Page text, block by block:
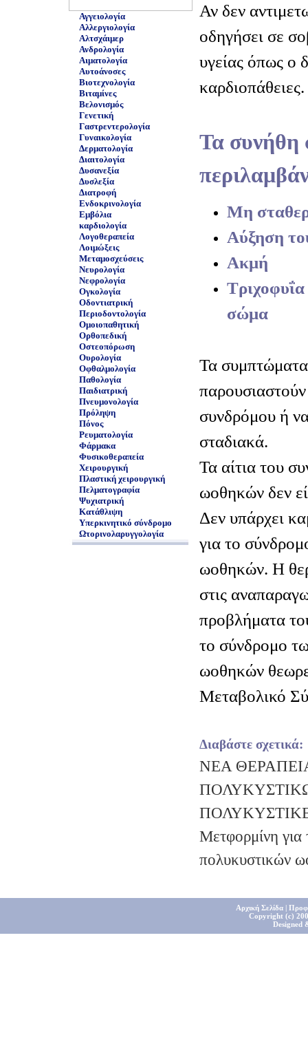
Αγγειολογία
Αλλεργιολογία
Αλτσχάιμερ
Ανδρολογία
Αιματολογία
Αυτοάνοσες
Βιοτεχνολογία
Βιταμίνες
Βελονισμός
Γενετική
Γαστρεντερολογία
Γυναικολογία
Δερματολογία
Διαιτολογία
Δυσανεξία
Δυσλεξία
Διατροφή
Ενδοκρινολογία
Εμβόλια
καρδιολογία
Λογοθεραπεία
Λοιμώξεις
Μεταμοσχεύσεις
Νευρολογία
Νεφρολογία
Ογκολογία
Οδοντιατρική
Περιοδοντολογία
Ομοιοπαθητική
Ορθοπεδική
Οστεοπόρωση
Ουρολογία
Οφθαλμολογία
Παθολογία
Παιδιατρική
Πνευμονολογία
Πρόληψη
Πόνος
Ρευματολογία
Φάρμακα
Φυσικοθεραπεία
Χειρουργική
Πλαστική χειρουργική
Πελματογραφία
Ψυχιατρική
Κατάθλιψη
Υπερκινητικό σύνδρομο
Ωτορινολαρυγγολογία
Αν δεν
οδηγήσει σε
υγείας όπως ο
καρδιοπάθειες.
Τα συνήθη
Μη
Αύξηση
Ακμή
σώμα
Τα
παρουσιαστούν
συνδρόμου ή
σταδιακά.
Τα αίτια του
ωοθηκών δεν
Δεν υπάρχει
για το
ωοθηκών. Η
στις
προβλήματα
το σύνδρομο
ωοθηκών
Μεταβολικό
Διαβάστε σχετικά:
ΝΕΑ
Μετφορμίνη για
πολυκυστικών
Αρχική Σελίδα|
Copyright (c)
Designed